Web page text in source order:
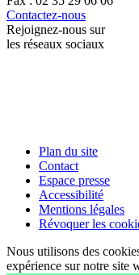
Contactez-nous
Rejoignez-nous sur
les réseaux sociaux
Plan du site
Contact
Espace presse
Accessibilité
Mentions légales
Révoquer les
Nous utilisons des
expérience sur notre site